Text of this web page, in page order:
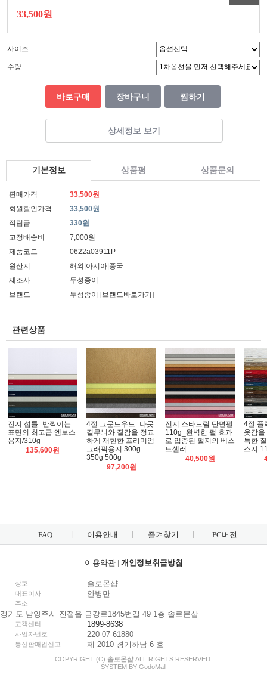
33,500원
사이즈
수량
바로구매 장바구니 찜하기
상세정보 보기
기본정보 상품평 상품문의
판매가격
33,500원
회원할인가격
33,500원
적립금
330원
고정배송비
7,000원
제품코드
0622a03911P
원산지
해외|아시아|중국
제조사
두성종이
브랜드
두성종이 [브랜드바로가기]
관련상품
전지 섭틀_반짝이는
표면의 최고급 엠보스
용지/310g
135,600원
4절 그문드우드_나뭇
결무늬와 질감을 정교
하게 재현한 프리미엄
그래픽용지 300g
350g 500g
97,200원
전지 스타드림 단면펄
110g_완벽한 펄 효과
로 입증된 펄지의 베스
트셀러
40,500원
4절 플
옷감
특한
스지
FAQ 이용안내 즐겨찾기 PC버전
이용약관| 개인정보취급방침
상호 솔로몬샵
대표이사 안병만
주소
경기도 남양주시 진접읍 금강로1845번길 49 1층 솔로몬샵
고객센터 1899-8638
사업자번호 220-07-61880
통신판매업신고 제 2010-경기하남-6 호
COPYRIGHT (C) 솔로몬샵 ALL RIGHTS RESERVED.
SYSTEM BY GodoMall